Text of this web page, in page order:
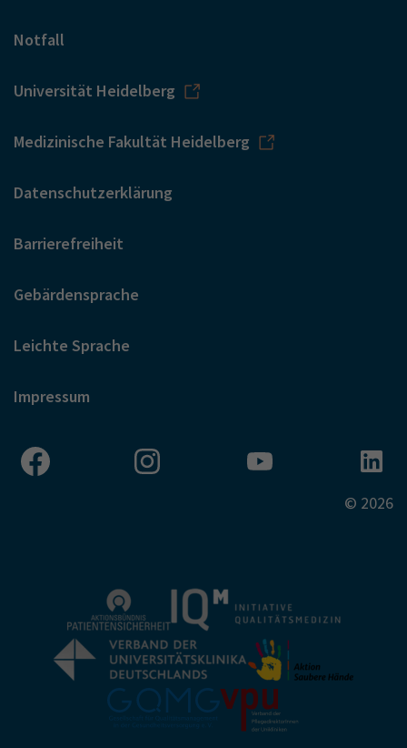
Notfall
Universität Heidelberg
Medizinische Fakultät Heidelberg
Datenschutzerklärung
Barrierefreiheit
Gebärdensprache
Leichte Sprache
Impressum
© 2026